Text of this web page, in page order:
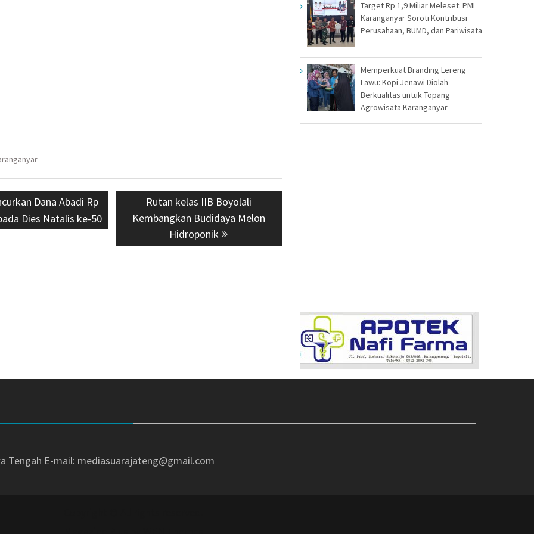
Dana Abadi Rp
Dies Natalis ke-50
Next
post:
Rutan kelas IIB Boyolali
Kembangkan Budidaya Melon
Hidroponik
Target Rp 1,9 Miliar Meleset: PMI
Karanganyar Soroti Kontribusi
Perusahaan, BUMD, dan Pariwisata
Memperkuat Branding Lereng
Lawu: Kopi Jenawi Diolah
Berkualitas untuk Topang
Agrowisata Karanganyar
Tengah E-mail: mediasuarajateng@gmail.com